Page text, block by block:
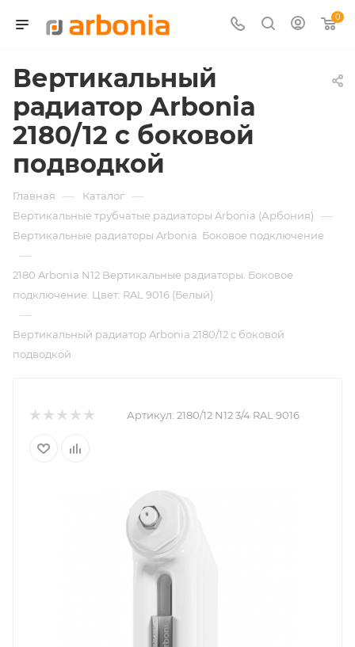
0
Вертикальный
радиатор Arbonia
2180/12 с боковой
подводкой
Главная — Каталог —
Вертикальные трубчатые радиаторы Arbonia (Арбония) —
Вертикальные радиаторы Arbonia. Боковое подключение
—
2180 Arbonia N12 Вертикальные радиаторы. Боковое
подключение. Цвет: RAL 9016 (Белый)
—
Вертикальный радиатор Arbonia 2180/12 с боковой
подводкой
Артикул: 2180/12 N12 3/4 RAL 9016